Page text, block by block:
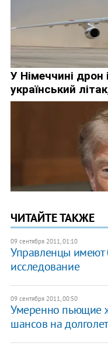
ЧИТАЙТЕ ТАКЖЕ
09 сентября 2011, 01:10
Управленцы имеют
исследование
09 сентября 2011, 00:50
Умеренно пьющие
шансов на